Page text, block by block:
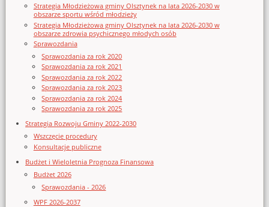
Strategia Młodzieżowa gminy Olsztynek na lata 2026-2030 w
obszarze sportu wśród młodzieży
Strategia Młodzieżowa gminy Olsztynek na lata 2026-2030 w
obszarze zdrowia psychicznego młodych osób
Sprawozdania
Sprawozdania za rok 2020
Sprawozdania za rok 2021
Sprawozdania za rok 2022
Sprawozdania za rok 2023
Sprawozdania za rok 2024
Sprawozdania za rok 2025
Strategia Rozwoju Gminy 2022-2030
Wszczęcie procedury
Konsultacje publiczne
Budżet i Wieloletnia Prognoza Finansowa
Budżet 2026
Sprawozdania - 2026
WPF 2026-2037